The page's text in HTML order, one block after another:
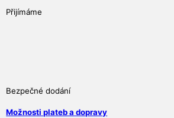
Otto
Přijímáme
Bezpečné dodání
Možnosti plateb a dopravy